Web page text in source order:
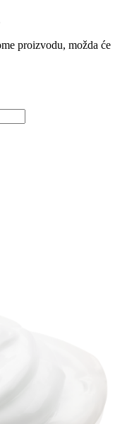
proizvodu, možda će